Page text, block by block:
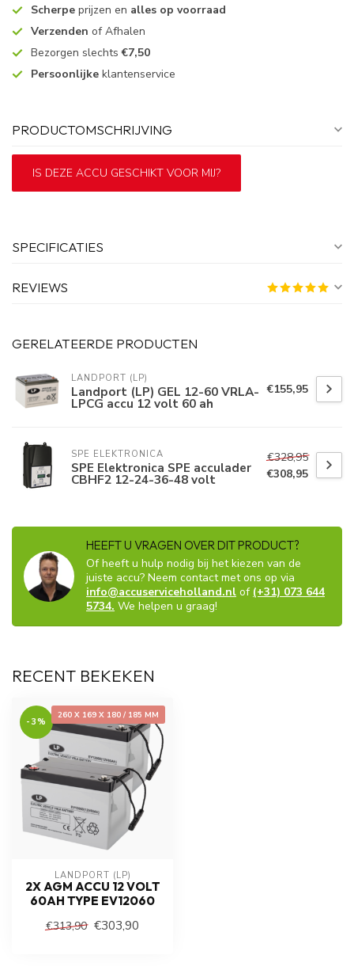
Scherpe prijzen en alles op voorraad
Verzenden of Afhalen
Bezorgen slechts€7,50
Persoonlijke klantenservice
PRODUCTOMSCHRIJVING
IS DEZE ACCU GESCHIKT VOOR MIJ?
SPECIFICATIES
REVIEWS
GERELATEERDE PRODUCTEN
LANDPORT (LP)
Landport (LP) GEL 12-60 VRLA-
LPCG accu 12 volt 60 ah
€155,95
SPE ELEKTRONICA
SPE Elektronica SPE acculader
CBHF2 12-24-36-48 volt
€328,95
€308,95
HEEFT U VRAGEN OVER DIT PRODUCT?
Of heeft u hulp nodig bij het kiezen van de
juiste accu? Neem contact met ons op via
info@accuserviceholland.nl of (+31) 073 644
5734. We helpen u graag!
RECENT BEKEKEN
260 X 169 X 180 / 185 MM
-3%
LANDPORT (LP)
2X AGM ACCU 12 VOLT
60AH TYPE EV12060
€313,90 €303,90